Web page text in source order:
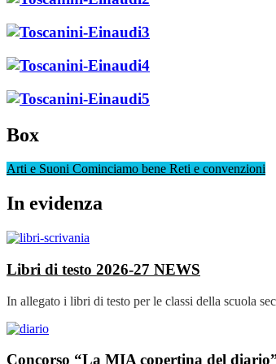
Box
Arti e Suoni Cominciamo bene Reti e convenzioni
In evidenza
Libri di testo 2026-27 NEWS
In allegato i libri di testo per le classi della scuola
Concorso “La MIA copertina del